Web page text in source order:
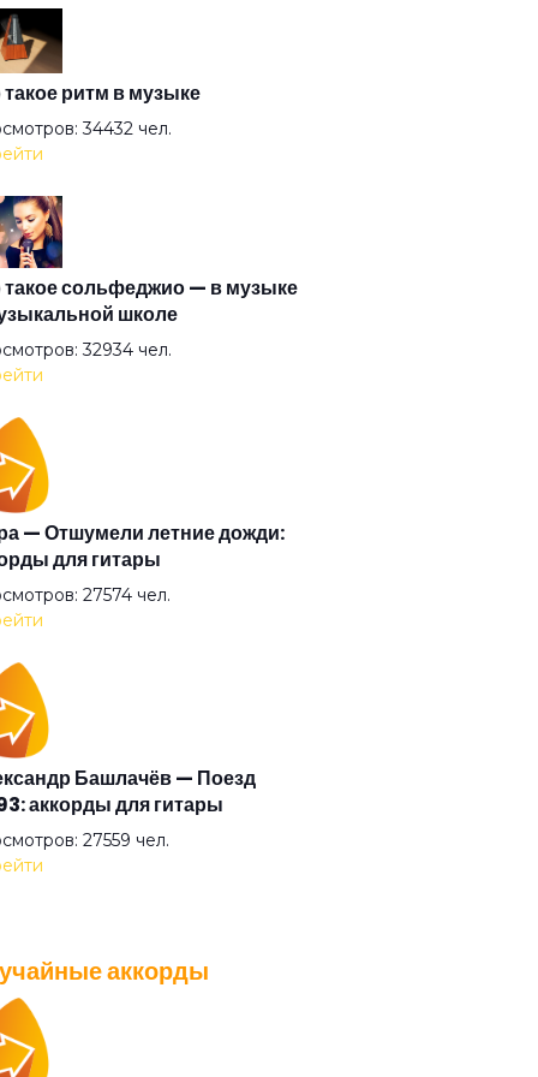
вода
мальчики
пятно
человеков
глаза
тишины
такое ритм в музыке
34432 чел.
такое сольфеджио — в музыке
школе
32934 чел.
— Отшумели летние дожди:
для гитары
27574 чел.
Башлачёв — Поезд
аккорды для гитары
27559 чел.
— Плохо танцевать: аккорды
аккорды